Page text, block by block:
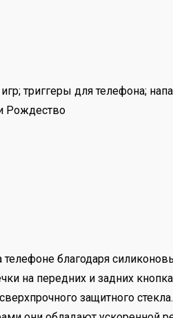
триггеры для телефона;
Рождество
благодаря
на передних и задних
защитного